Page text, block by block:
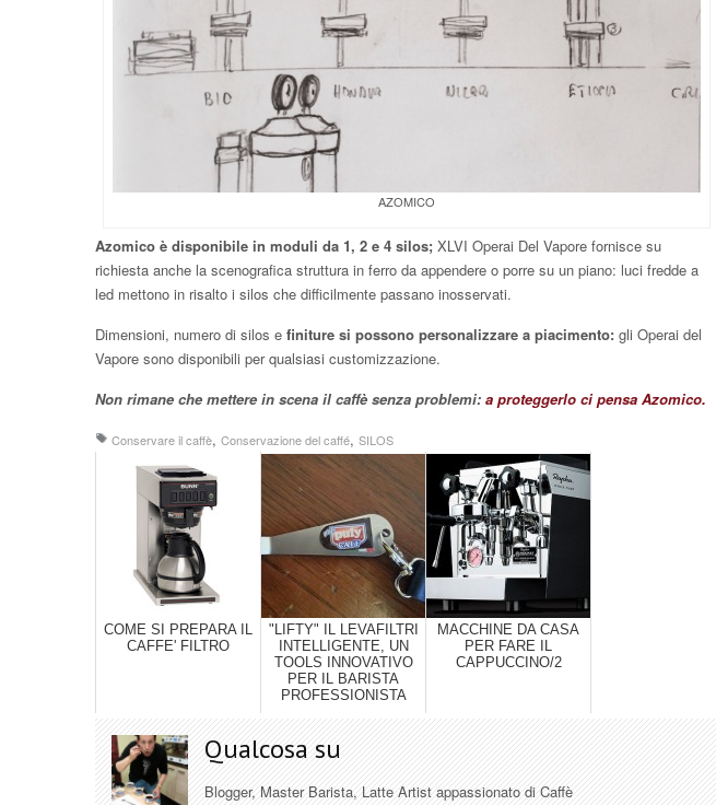
AZOMICO
Azomico è disponibile in moduli da 1, 2 e 4 silos; XLVI Operai Del Vapore fornisce su
richiesta anche la scenografica struttura in ferro da appendere o porre su un piano: luci fredde a
led mettono in risalto i silos che difficilmente passano inosservati.
Dimensioni, numero di silos e finiture si possono personalizzare a piacimento: gli Operai del
Vapore sono disponibili per qualsiasi customizzazione.
Non rimane che mettere in scena il caffè senza problemi: a proteggerlo ci pensa Azomico.
Conservare il caffè, Conservazione del caffé, SILOS
COME SI PREPARA IL
CAFFE' FILTRO
"LIFTY" IL LEVAFILTRI
INTELLIGENTE, UN
TOOLS INNOVATIVO
PER IL BARISTA
PROFESSIONISTA
MACCHINE DA CASA
PER FARE IL
CAPPUCCINO/2
Qualcosa su
Blogger, Master Barista, Latte Artist appassionato di Caffè